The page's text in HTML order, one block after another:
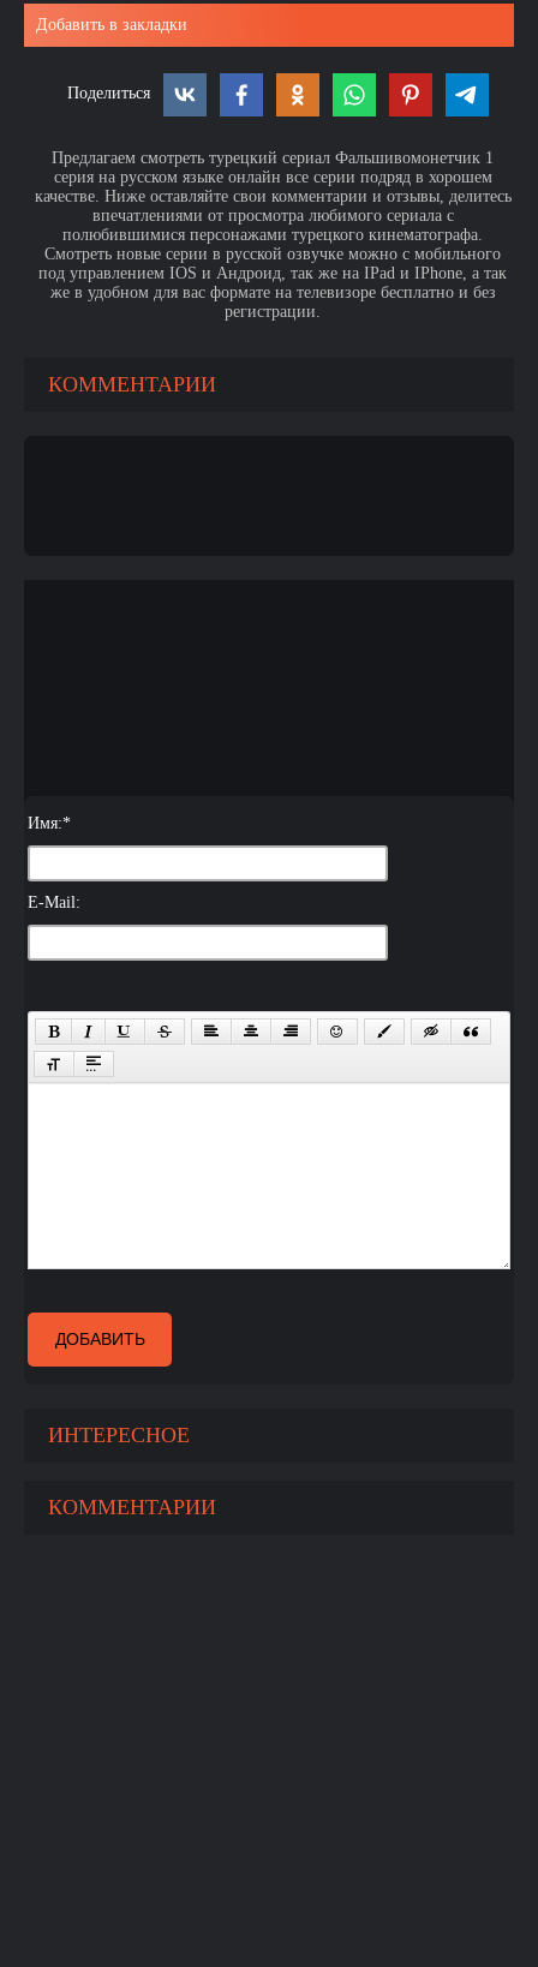
Добавить в закладки
Поделиться
Предлагаем смотреть турецкий сериал Фальшивомонетчик 1
серия на русском языке онлайн все серии подряд в хорошем
качестве. Ниже оставляйте свои комментарии и отзывы, делитесь
впечатлениями от просмотра любимого сериала с
полюбившимися персонажами турецкого кинематографа.
Смотреть новые серии в русской озвучке можно с мобильного
под управлением IOS и Андроид, так же на IPad и IPhone, а так
же в удобном для вас формате на телевизоре бесплатно и без
регистрации.
КОММЕНТАРИИ
Имя:*
E-Mail:
ДОБАВИТЬ
ИНТЕРЕСНОЕ
КОММЕНТАРИИ